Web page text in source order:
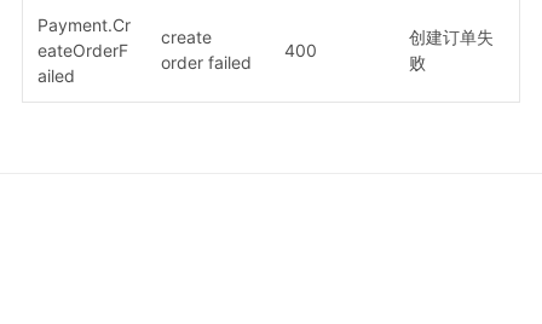
Payment.Cr
eateOrderF
ailed
create
order failed
400
创建订单失
败